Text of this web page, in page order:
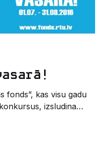
fonds”, kas visu gadu
izsludina
Konkursa